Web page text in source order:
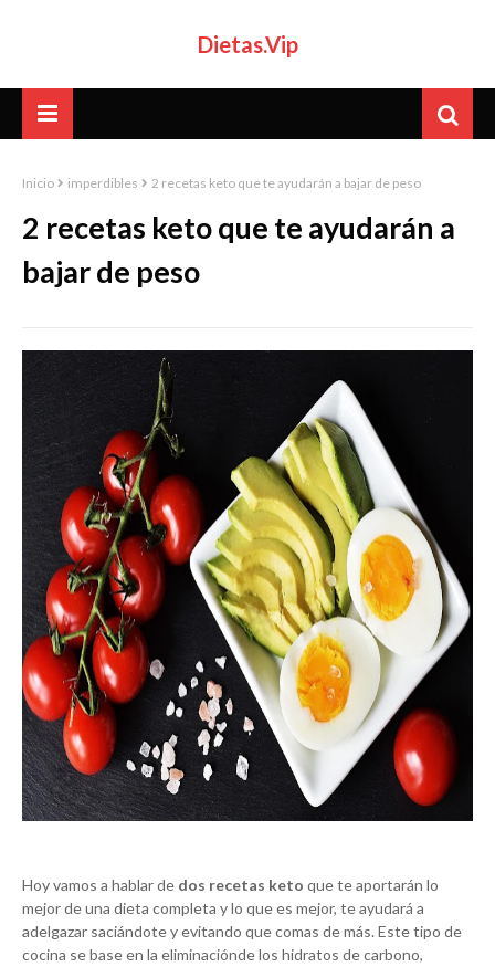
Dietas.Vip
Inicio imperdibles 2 recetas keto que te ayudarán a bajar de peso
2 recetas keto que te ayudarán a
bajar de peso
Hoy vamos a hablar de dos recetas keto que te aportarán lo
mejor de una dieta completa y lo que es mejor, te ayudará a
adelgazar saciándote y evitando que comas de más. Este tipo de
cocina se base en la eliminaciónde los hidratos de carbono,